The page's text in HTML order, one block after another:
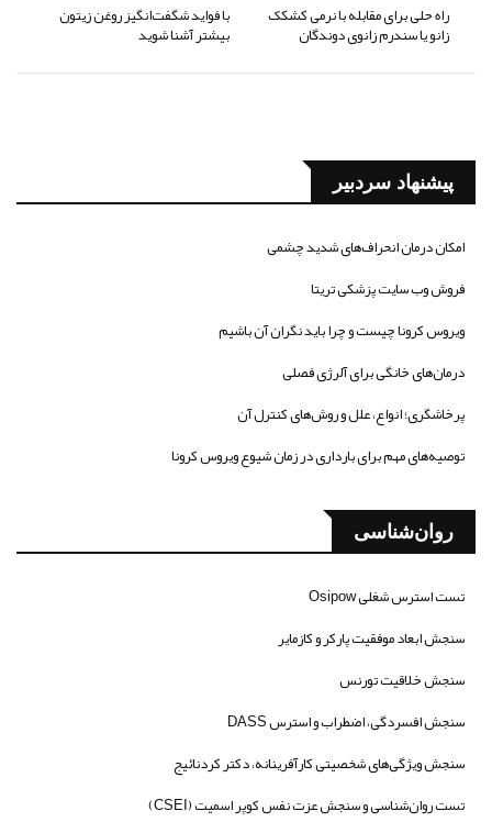
راه حلی برای مقابله با نرمی کشکک
زانو یا سندرم زانوی دوندگان
با فواید شگفت‌انگیز روغن زیتون
بیشتر آشنا شوید
پیشنهاد سردبیر
امکان درمان انحراف‌های شدید چشمی
فروش وب سایت پزشکی تریتا
ویروس کرونا چیست و چرا باید نگران آن باشیم
درمان‌های خانگی برای آلرژی فصلی
پرخاشگری؛ انواع، علل و روش‌های کنترل آن
توصیه‌های مهم برای بارداری در زمان شیوع ویروس کرونا
روان‌شناسی
تست استرس شغلی Osipow
سنجش ابعاد موفقیت پارکر و کازمایر
سنجش خلاقیت تورنس
سنجش افسردگی، اضطراب و استرس DASS
سنجش ویژگی‌های شخصیتی کارآفرینانه، دکتر کردنائیج
تست روان‌شناسی و سنجش عزت نفس کوپر اسمیت (CSEI)